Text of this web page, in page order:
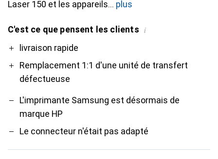
Laser 150 et les appareils plus
C'est ce que pensent les clients i
Pro livraison rapide
Remplacement 1:1 d'une unité de transfert
défectueuse
Contre
L'imprimante Samsung est désormais de
marque HP
Le connecteur n'était pas adapté